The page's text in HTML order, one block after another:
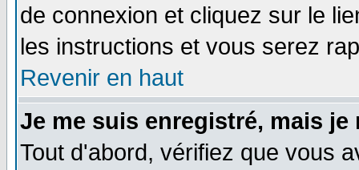
de connexion et cliquez sur le
les instructions et vous serez
Revenir en haut
Je me suis enregistré, mais
Tout d'abord, vérifiez que vous